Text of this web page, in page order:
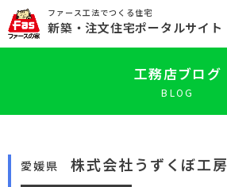
ファース工法でつくる住宅
新築 ・注文住宅ポータルサイト
工務店ブログ
BLOG
愛媛県 株式会社うずくぼ工房